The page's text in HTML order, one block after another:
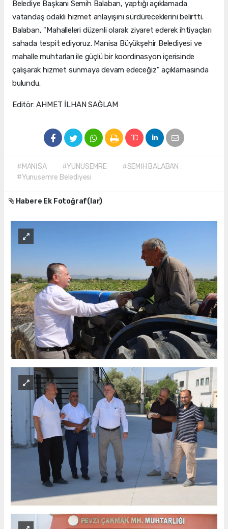
Belediye Başkanı Semih Balaban, yaptığı açıklamada
vatandaş odaklı hizmet anlayışını sürdüreceklerini belirtti.
Balaban, "Mahalleleri düzenli olarak ziyaret ederek ihtiyaçları
sahada tespit ediyoruz. Manisa Büyükşehir Belediyesi ve
mahalle muhtarları ile güçlü bir koordinasyon içerisinde
çalışarak hizmet sunmaya devam edeceğiz" açıklamasında
bulundu.
Editör: AHMET İLHAN SAĞLAM
#MANİSA #YUNUSEMRE
#SEMİH BALABAN
#Yunusemre Belediyesi
Habere Ek Fotoğraf(lar)